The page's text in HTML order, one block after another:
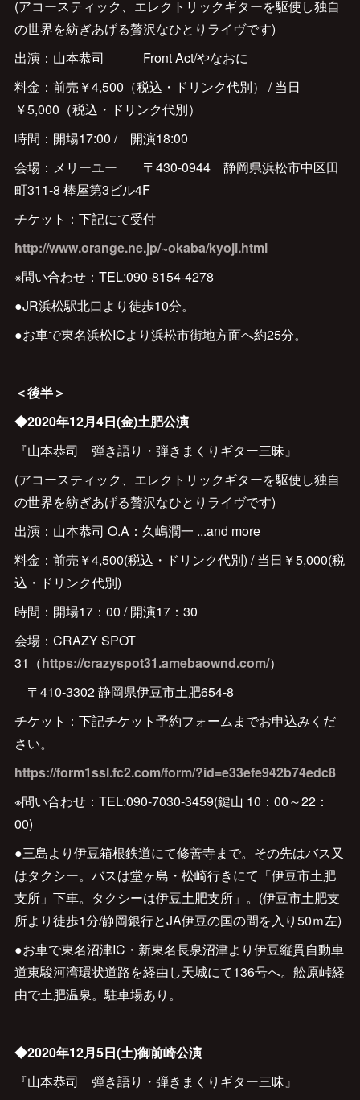
(アコースティック、エレクトリックギターを駆使し独自
の世界を紡ぎあげる贅沢なひとりライヴです)
出演：山本恭司 Front Act/やなおに
料金：前売￥4,500（税込・ドリンク代別） / 当日
￥5,000（税込・ドリンク代別）
時間：開場17:00 / 開演18:00
会場：メリーユー 〒430-0944 静岡県浜松市中区田
町311-8 棒屋第3ビル4F
チケット：下記にて受付
http://www.orange.ne.jp/~okaba/kyoji.html
※問い合わせ：TEL:090-8154-4278
●JR浜松駅北口より徒歩10分。
●お車で東名浜松ICより浜松市街地方面へ約25分。
＜後半＞
◆2020年12月4日(金)土肥公演
『山本恭司 弾き語り・弾きまくりギター三昧』
(アコースティック、エレクトリックギターを駆使し独自
の世界を紡ぎあげる贅沢なひとりライヴです)
出演：山本恭司 O.A：久嶋潤一 ...and more
料金：前売￥4,500(税込・ドリンク代別) / 当日￥5,000(税
込・ドリンク代別)
時間：開場17：00 / 開演17：30
会場：CRAZY SPOT
31（https://crazyspot31.amebaownd.com/）
〒410-3302 静岡県伊豆市土肥654-8
チケット：下記チケット予約フォームまでお申込みくだ
さい。
https://form1ssl.fc2.com/form/?id=e33efe942b74edc8
※問い合わせ：TEL:090-7030-3459(鍵山 10：00～22：
00)
●三島より伊豆箱根鉄道にて修善寺まで。その先はバス又
はタクシー。バスは堂ヶ島・松崎行きにて「伊豆市土肥
支所」下車。タクシーは伊豆土肥支所」。(伊豆市土肥支
所より徒歩1分/静岡銀行とJA伊豆の国の間を入り50ｍ左)
●お車で東名沼津IC・新東名長泉沼津より伊豆縦貫自動車
道東駿河湾環状道路を経由し天城にて136号へ。舩原峠経
由で土肥温泉。駐車場あり。
◆2020年12月5日(土)御前崎公演
『山本恭司 弾き語り・弾きまくりギター三昧』